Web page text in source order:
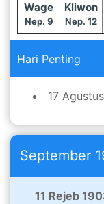
Wage
Nep. 9
Kliwon
Nep. 12
Hari Penting
17
September
11 Rejeb